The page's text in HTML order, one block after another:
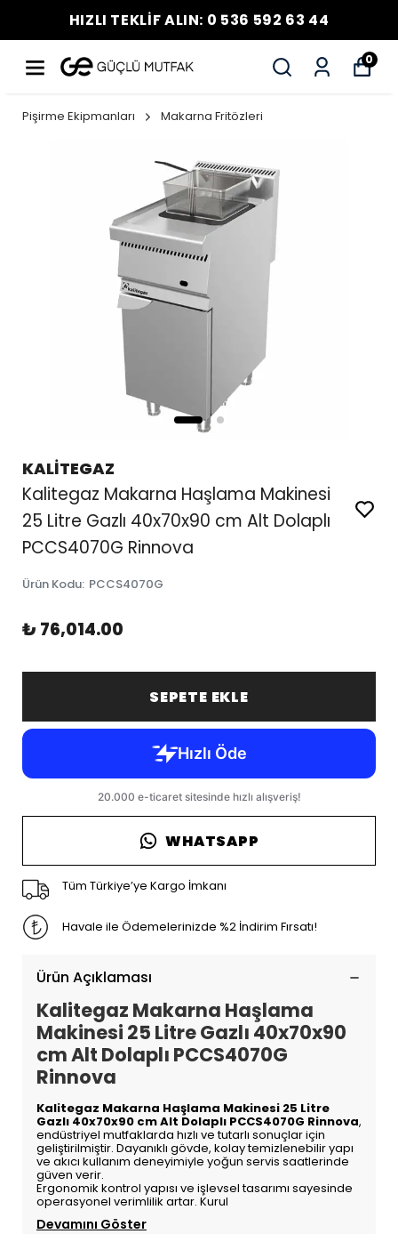
HIZLI TEKLİF ALIN: 0 536 592 63 44
0
Pişirme Ekipmanları Makarna Fritözleri
KALİTEGAZ
Kalitegaz Makarna Haşlama Makinesi
25 Litre Gazlı 40x70x90 cm Alt Dolaplı
PCCS4070G Rinnova
Ürün Kodu: PCCS4070G
₺ 76,014.00
SEPETE EKLE
WHATSAPP
Tüm Türkiye’ye Kargo İmkanı
Havale ile Ödemelerinizde %2 İndirim Fırsatı!
Ürün Açıklaması
Kalitegaz Makarna Haşlama
Makinesi 25 Litre Gazlı 40x70x90
cm Alt Dolaplı PCCS4070G
Rinnova
Kalitegaz Makarna Haşlama Makinesi 25 Litre
Gazlı 40x70x90 cm Alt Dolaplı PCCS4070G Rinnova,
endüstriyel mutfaklarda hızlı ve tutarlı sonuçlar için
geliştirilmiştir. Dayanıklı gövde, kolay temizlenebilir yapı
ve akıcı kullanım deneyimiyle yoğun servis saatlerinde
güven verir.
Ergonomik kontrol yapısı ve işlevsel tasarımı sayesinde
operasyonel verimlilik artar. Kurul
Devamını Göster